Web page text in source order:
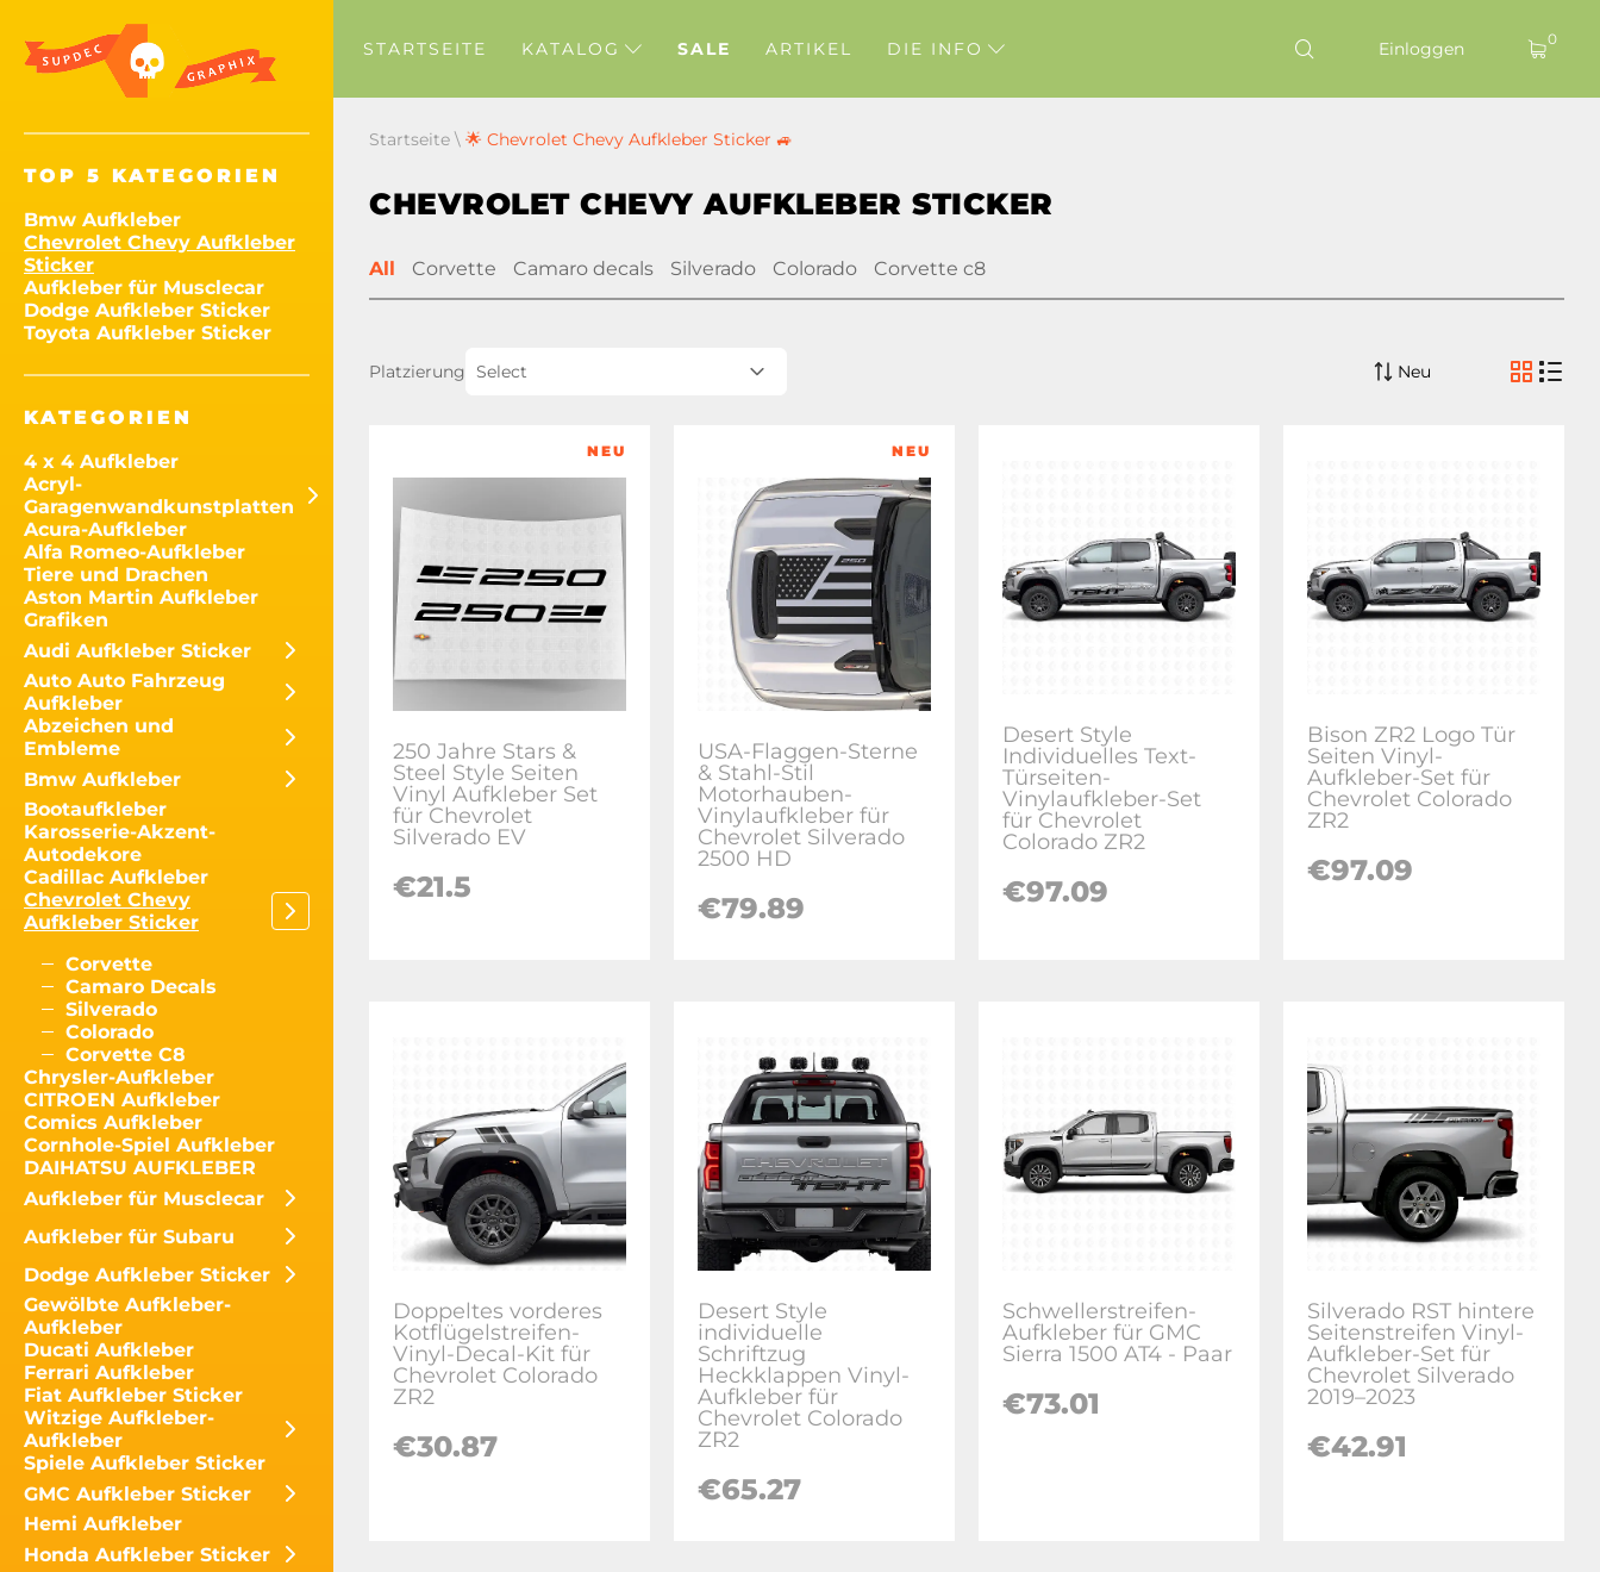
TOP 5 KATEGORIEN
Bmw Aufkleber
Chevrolet Chevy Aufkleber
Sticker
Aufkleber für Musclecar
Dodge Aufkleber Sticker
Toyota Aufkleber Sticker
KATEGORIEN
4 x 4 Aufkleber
Acryl-
Garagenwandkunstplatten
Acura-Aufkleber
Alfa Romeo-Aufkleber
Tiere und Drachen
Aston Martin Aufkleber
Grafiken
Audi Aufkleber Sticker
Auto Auto Fahrzeug
Aufkleber
Abzeichen und
Embleme
Bmw Aufkleber
Bootaufkleber
Karosserie-Akzent-
Autodekore
Cadillac Aufkleber
Chevrolet Chevy
Aufkleber Sticker
Corvette
Camaro Decals
Silverado
Colorado
Corvette C8
Chrysler-Aufkleber
CITROEN Aufkleber
Comics Aufkleber
Cornhole-Spiel Aufkleber
DAIHATSU AUFKLEBER
Aufkleber für Musclecar
Aufkleber für Subaru
Dodge Aufkleber Sticker
Gewölbte Aufkleber-
Aufkleber
Ducati Aufkleber
Ferrari Aufkleber
Fiat Aufkleber Sticker
Witzige Aufkleber-
Aufkleber
Spiele Aufkleber Sticker
GMC Aufkleber Sticker
Hemi Aufkleber
Honda Aufkleber Sticker
STARTSEITE KATALOG SALE ARTIKEL DIE INFO Einloggen 0
Startseite \ 🌟 Chevrolet Chevy Aufkleber Sticker 🚙
CHEVROLET CHEVY AUFKLEBER STICKER
All Corvette Camaro decals Silverado Colorado Corvette c8
Platzierung Select Neu
NEU
250 Jahre Stars &
Steel Style Seiten
Vinyl Aufkleber Set
für Chevrolet
Silverado EV
€21.5
NEU
USA-Flaggen-Sterne
& Stahl-Stil
Motorhauben-
Vinylaufkleber für
Chevrolet Silverado
2500 HD
€79.89
Desert Style
Individuelles Text-
Türseiten-
Vinylaufkleber-Set
für Chevrolet
Colorado ZR2
€97.09
Bison ZR2 Logo Tür
Seiten Vinyl-
Aufkleber-Set für
Chevrolet Colorado
ZR2
€97.09
Doppeltes vorderes
Kotflügelstreifen-
Vinyl-Decal-Kit für
Chevrolet Colorado
ZR2
€30.87
Desert Style
individuelle
Schriftzug
Heckklappen Vinyl-
Aufkleber für
Chevrolet Colorado
ZR2
€65.27
Schwellerstreifen-
Aufkleber für GMC
Sierra 1500 AT4 - Paar
€73.01
Silverado RST hintere
Seitenstreifen Vinyl-
Aufkleber-Set für
Chevrolet Silverado
2019–2023
€42.91